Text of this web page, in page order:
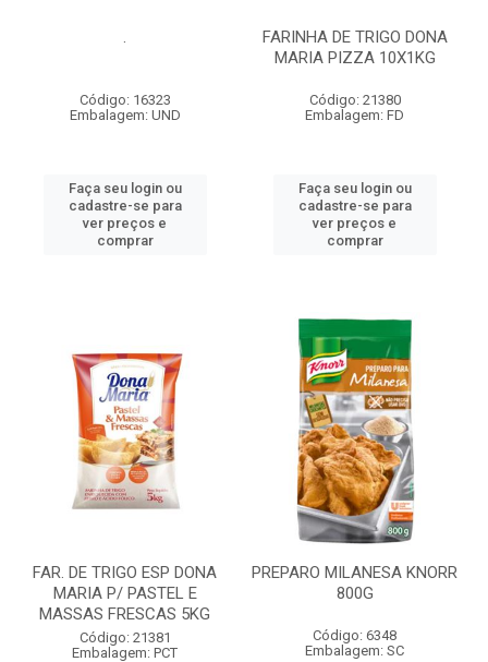
.
Código: 16323
Embalagem: UND
Faça seu login ou
cadastre-se para
ver preços e
comprar
FARINHA DE TRIGO DONA
MARIA PIZZA 10X1KG
Código: 21380
Embalagem: FD
Faça seu login ou
cadastre-se para
ver preços e
comprar
FAR. DE TRIGO ESP DONA
MARIA P/ PASTEL E
MASSAS FRESCAS 5KG
Código: 21381
Embalagem: PCT
PREPARO MILANESA KNORR
800G
Código: 6348
Embalagem: SC